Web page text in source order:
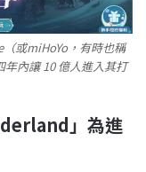
（或miHoYo，有時也稱
內讓 10 億人進入其打
」為進